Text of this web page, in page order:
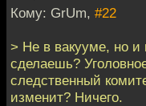
Кому: GrUm, #22
> Не в вакууме, но и
сделаешь?
следственный
изменит? Ничего.